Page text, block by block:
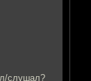
слушал?